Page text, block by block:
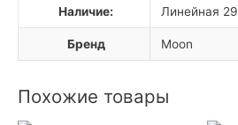
Наличие: Линейная 29
Бренд Moon
Похожие товары